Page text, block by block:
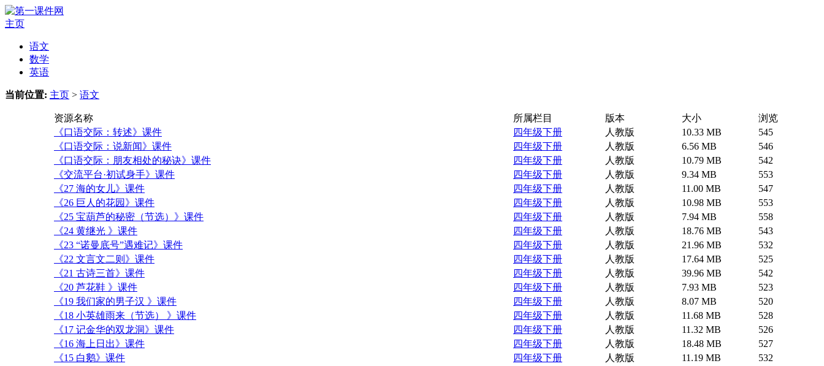
主页
语文
数学
英语
当前位置: 主页 > 语文
资源名称 所属栏目 版本 大小
浏览
《口语交际：转述》课件
四年级下册 人教版 10.33 MB
545
《口语交际：说新闻》课件
四年级下册 人教版 6.56 MB
546
《口语交际：朋友相处的秘诀》课件
四年级下册 人教版 10.79 MB
542
《交流平台·初试身手》课件
四年级下册 人教版 9.34 MB
553
《27 海的女儿》课件
四年级下册 人教版 11.00 MB
547
《26 巨人的花园》课件
四年级下册 人教版 10.98 MB
553
《25 宝葫芦的秘密（节选）》课件
四年级下册 人教版 7.94 MB
558
《24 黄继光 》课件
四年级下册 人教版 18.76 MB
543
《23 “诺曼底号”遇难记》课件
四年级下册 人教版 21.96 MB
532
《22 文言文二则》课件
四年级下册 人教版 17.64 MB
525
《21 古诗三首》课件
四年级下册 人教版 39.96 MB
542
《20 芦花鞋 》课件
四年级下册 人教版 7.93 MB
523
《19 我们家的男子汉 》课件
四年级下册 人教版 8.07 MB
520
《18 小英雄雨来（节选） 》课件
四年级下册 人教版 11.68 MB
528
《17 记金华的双龙洞》课件
四年级下册 人教版 11.32 MB
526
《16 海上日出》课件
四年级下册 人教版 18.48 MB
527
《15 白鹅》课件
四年级下册 人教版 11.19 MB
532